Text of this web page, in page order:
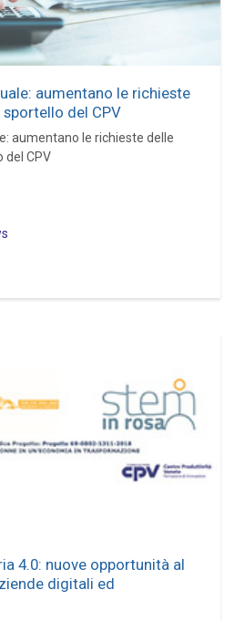
aumentano le richieste
del CPV
aumentano le richieste delle
del CPV
4.0: nuove opportunità al
digitali ed